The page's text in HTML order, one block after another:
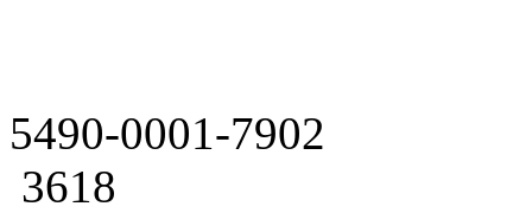
5490-0001-7902
3618